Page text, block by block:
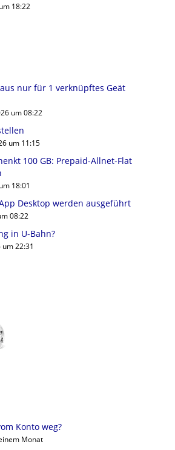
18:22
nur für 1 verknüpftes Geät
um 08:22
um 11:15
100 GB: Prepaid-Allnet-Flat
18:01
Desktop werden ausgeführt
08:22
in U-Bahn?
um 22:31
Konto weg?
Monat